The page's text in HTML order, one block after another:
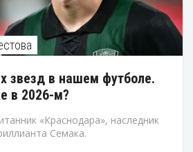
звезд в нашем футболе.
в 2026-м?
«Краснодара», наследник
Семака.